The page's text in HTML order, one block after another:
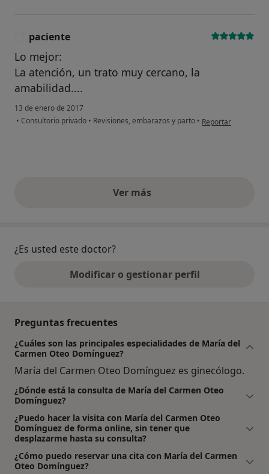
paciente
Lo mejor:
La atención, un trato muy cercano, la
amabilidad....
13 de enero de 2017
• Consultorio privado • Revisiones, embarazos y parto • en opinión del
Reportar
Ver másopiniones anteriores
¿Es usted este doctor?
Modificar o gestionar perfil
Preguntas frecuentes
¿Cuáles son las principales especialidades de María del
Carmen Oteo Domínguez?
María del Carmen Oteo Domínguez es ginecólogo.
¿Dónde está la consulta de María del Carmen Oteo
Domínguez?
¿Puedo hacer la visita con María del Carmen Oteo
Domínguez de forma online, sin tener que
desplazarme hasta su consulta?
¿Cómo puedo reservar una cita con María del Carmen
Oteo Domínguez?